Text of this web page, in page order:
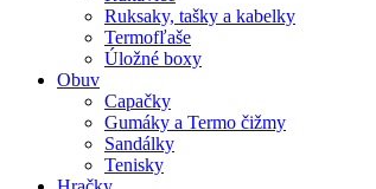
Ruksaky, tašky a kabelky
Termofľaše
Úložné boxy
Obuv
Capačky
Gumáky a Termo čižmy
Sandálky
Tenisky